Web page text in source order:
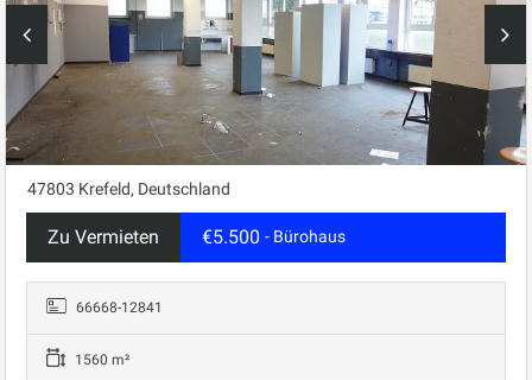
47803 Krefeld, Deutschland
Zu Vermieten €5.500 - Bürohaus
66668-12841
1560 m²